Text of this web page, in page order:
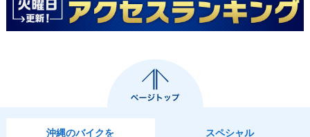
沖縄のバイクを
スペシャル